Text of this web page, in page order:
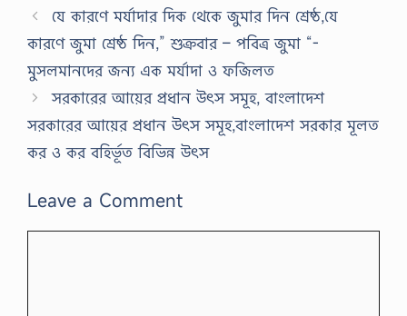
যে কারণে মর্যাদার দিক থেকে জুমার দিন শ্রেষ্ঠ,যে
কারণে জুমা শ্রেষ্ঠ দিন,” শুক্রবার – পবিত্র জুমা “-
মুসলমানদের জন্য এক মর্যাদা ও ফজিলত
সরকারের আয়ের প্রধান উৎস সমূহ, বাংলাদেশ
সরকারের আয়ের প্রধান উৎস সমূহ,বাংলাদেশ সরকার মূলত
কর ও কর বহির্ভূত বিভিন্ন উৎস
Leave a Comment